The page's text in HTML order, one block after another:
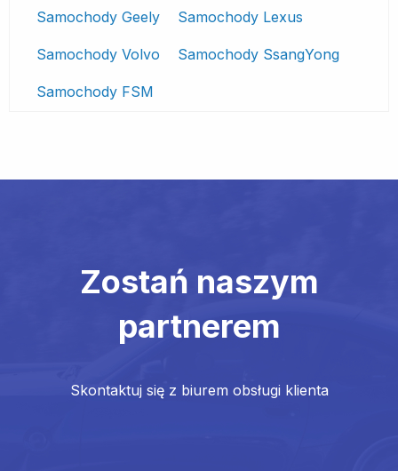
Samochody Geely Samochody Lexus
Samochody Volvo Samochody SsangYong
Samochody FSM
Zostań naszym
partnerem
Skontaktuj się z biurem obsługi klienta